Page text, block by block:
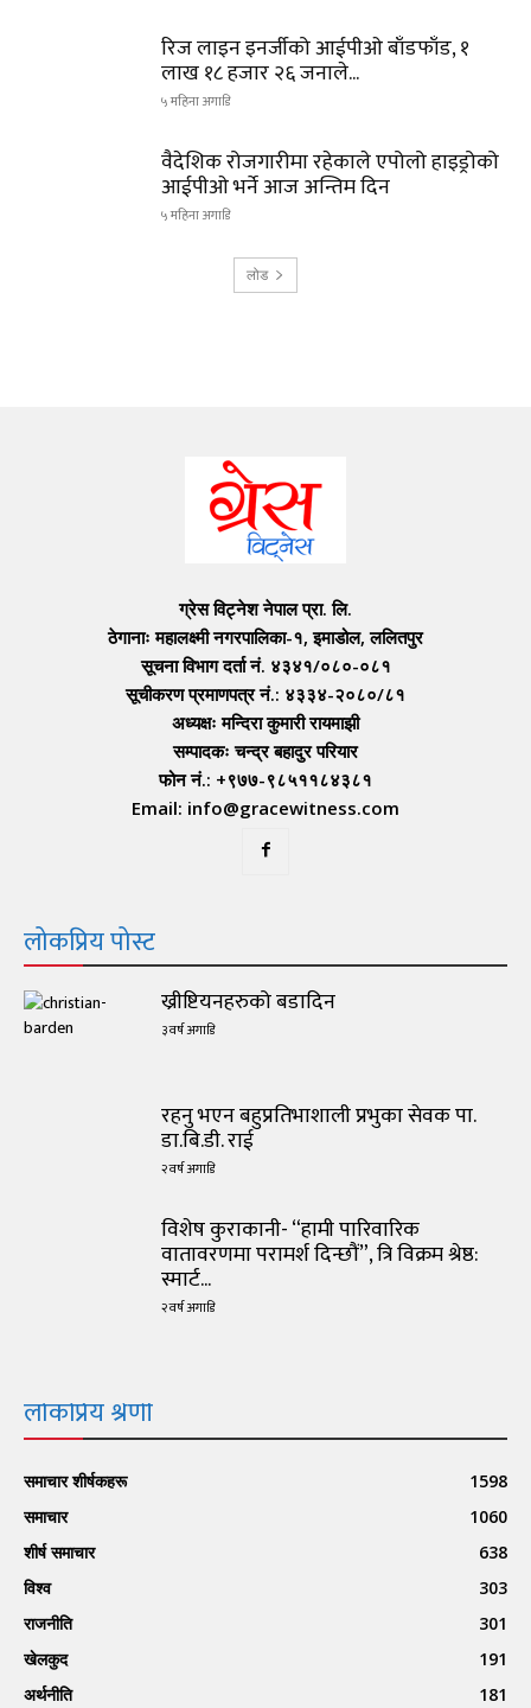
रिज लाइन इनर्जीको आईपीओ बाँडफाँड, १
लाख १८ हजार २६ जनाले...
५ महिना अगाडि
वैदेशिक रोजगारीमा रहेकाले एपोलो हाइड्रोको
आईपीओ भर्ने आज अन्तिम दिन
५ महिना अगाडि
लोड
ग्रेस विट्नेश नेपाल प्रा. लि.
ठेगानाः महालक्ष्मी नगरपालिका-१, इमाडोल, ललितपुर
सूचना विभाग दर्ता नं. ४३४१/०८०-०८१
सूचीकरण प्रमाणपत्र नं.: ४३३४-२०८०/८१
अध्यक्षः मन्दिरा कुमारी रायमाझी
सम्पादकः चन्द्र बहादुर परियार
फोन नं.: +९७७-९८५११८४३८१
Email: info@gracewitness.com
लोकप्रिय पोस्ट
ख्रीष्टियनहरुको बडादिन
३ वर्ष अगाडि
रहनु भएन बहुप्रतिभाशाली प्रभुका सेवक पा.
डा.बि.डी. राई
२ वर्ष अगाडि
विशेष कुराकानी- “हामी पारिवारिक
वातावरणमा परामर्श दिन्छौं”, त्रि विक्रम श्रेष्ठ:
स्मार्ट...
२ वर्ष अगाडि
लोकप्रिय श्रेणी
समाचार शीर्षकहरू
1598
समाचार
1060
शीर्ष समाचार
638
विश्व
303
राजनीति
301
खेलकुद
191
अर्थनीति
181